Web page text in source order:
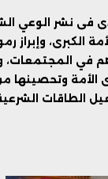
فى نشر الوعي
الكبرى، وإبراز
في المجتمعات،
الأمة وتحصينها
الطاقات